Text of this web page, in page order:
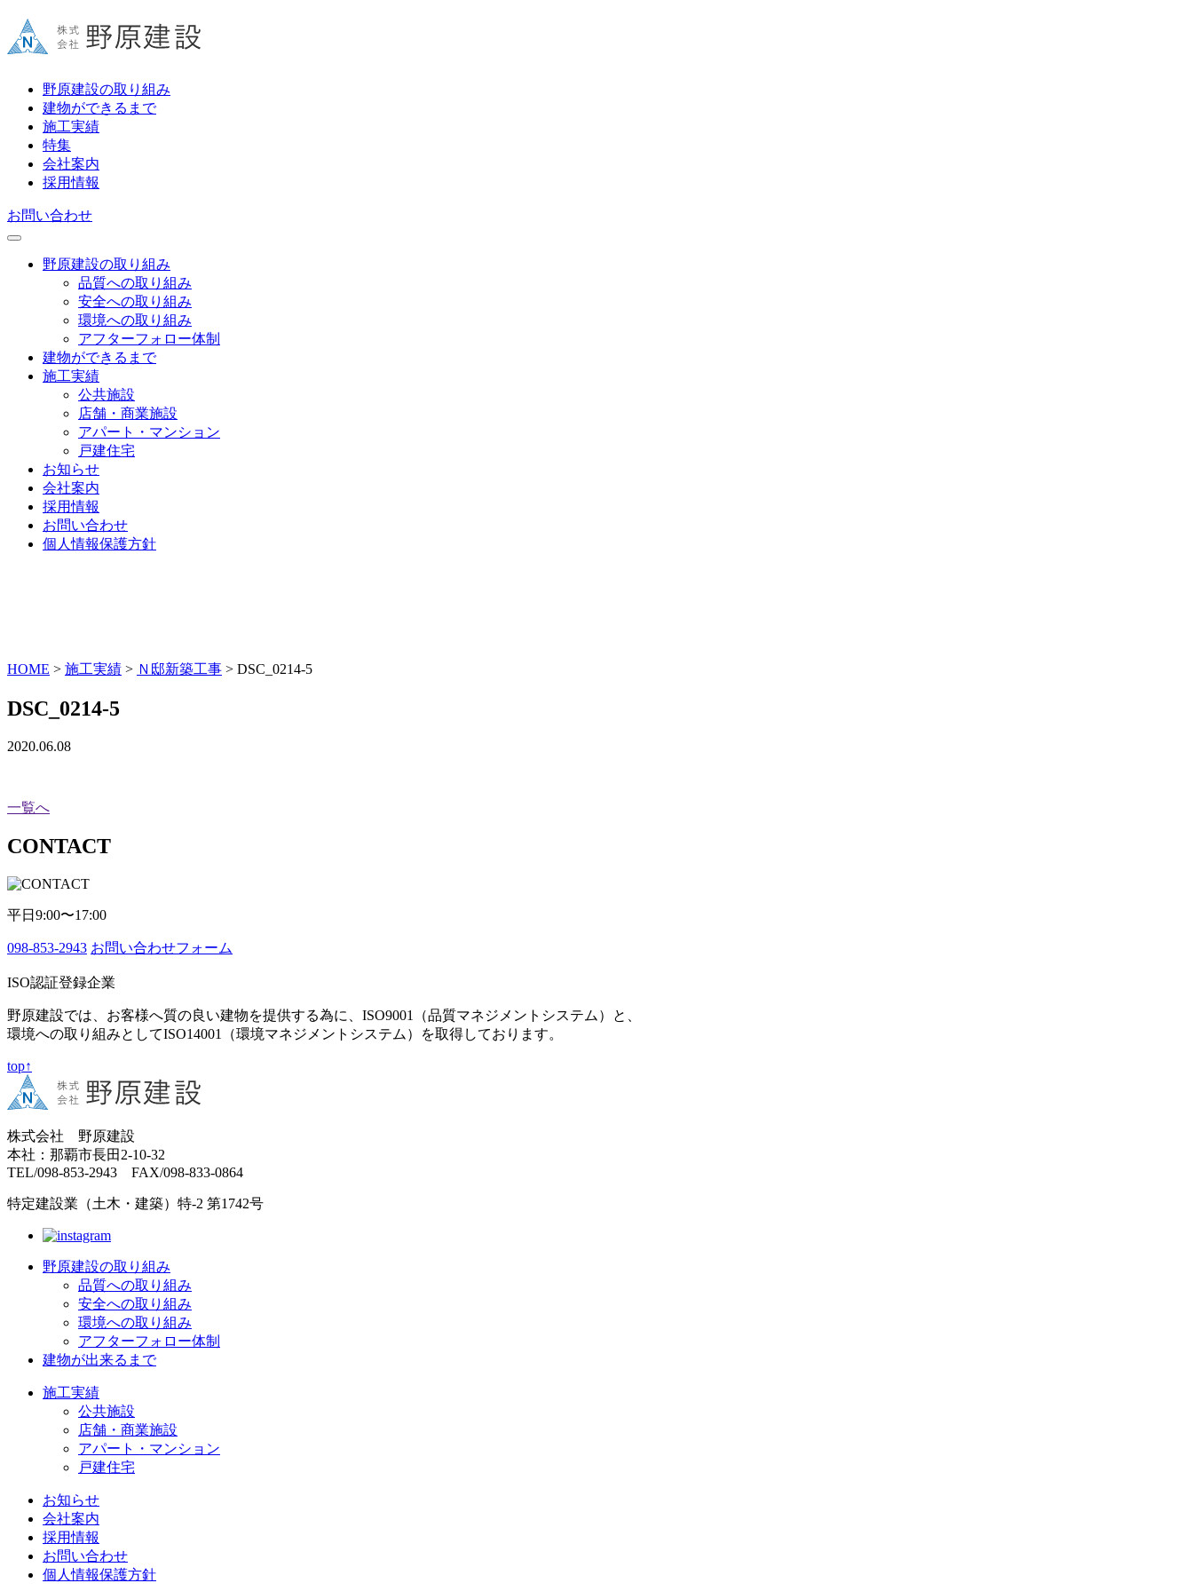
野原建設の取り組み
建物ができるまで
施工実績
特集
会社案内
採用情報
お問い合わせ
野原建設の取り組み
品質への取り組み
安全への取り組み
環境への取り組み
アフターフォロー体制
建物ができるまで
施工実績
公共施設
店舗・商業施設
アパート・マンション
戸建住宅
お知らせ
会社案内
採用情報
お問い合わせ
個人情報保護方針
HOME > 施工実績 > Ｎ邸新築工事 > DSC_0214-5
DSC_0214-5
2020.06.08
一覧へ
CONTACT
平日9:00〜17:00
098-853-2943 お問い合わせフォーム
ISO認証登録企業
野原建設では、お客様へ質の良い建物を提供する為に、ISO9001（品質マネジメントシステム）と、
環境への取り組みとしてISO14001（環境マネジメントシステム）を取得しております。
top↑
株式会社 野原建設
本社：那覇市長田2-10-32
TEL/098-853-2943 FAX/098-833-0864
特定建設業（土木・建築）特-2 第1742号
野原建設の取り組み
品質への取り組み
安全への取り組み
環境への取り組み
アフターフォロー体制
建物が出来るまで
施工実績
公共施設
店舗・商業施設
アパート・マンション
戸建住宅
お知らせ
会社案内
採用情報
お問い合わせ
個人情報保護方針